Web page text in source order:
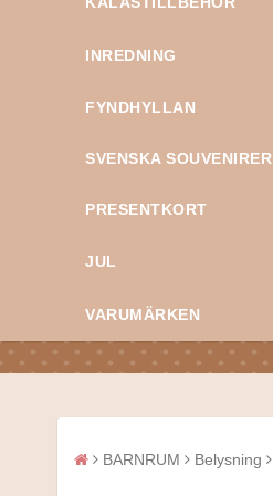
INREDNING
FYNDHYLLAN
SVENSKA SOUVENIRER
PRESENTKORT
JUL
VARUMÄRKEN
BARNRUM Belysning